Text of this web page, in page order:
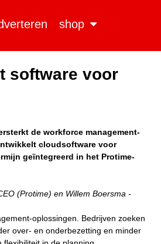
shop
software voor
de workforce management-
cloudsoftware voor
geïntegreerd in het Protime-
(Protime) en Willem Boersma -
oplossingen. Bedrijven zoeken
over- en onderbezetting en minder